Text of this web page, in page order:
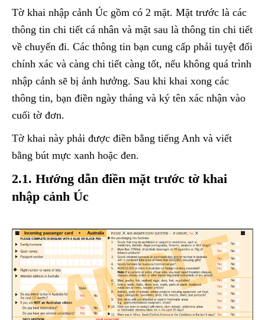
Tờ khai nhập cảnh Úc gồm có 2 mặt. Mặt trước là các
thông tin chi tiết cá nhân và mặt sau là thông tin chi tiết
về chuyến đi. Các thông tin bạn cung cấp phải tuyệt đối
chính xác và càng chi tiết càng tốt, nếu không quá trình
nhập cảnh sẽ bị ảnh hưởng. Sau khi khai xong các
thông tin, bạn điền ngày tháng và ký tên xác nhận vào
cuối tờ đơn.
Tờ khai này phải được điền bằng tiếng Anh và viết
bằng bút mực xanh hoặc đen.
2.1. Hướng dẫn điền mặt trước tờ khai
nhập cảnh Úc